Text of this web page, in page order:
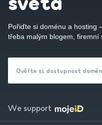
světa
Pořiďte si doménu a hosting
třeba malým blogem, firemní
Ověřte si dostupnost
We support